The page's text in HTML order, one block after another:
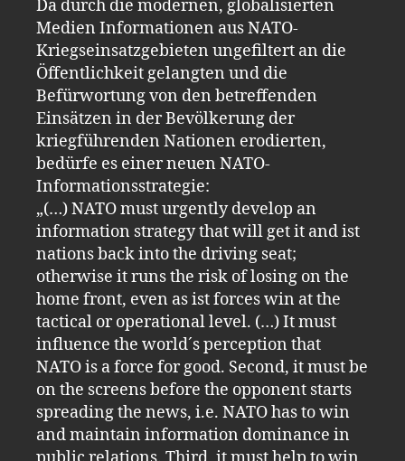
Da durch die modernen, globalisierten
Medien Informationen aus NATO-
Kriegseinsatzgebieten ungefiltert an die
Öffentlichkeit gelangten und die
Befürwortung von den betreffenden
Einsätzen in der Bevölkerung der
kriegführenden Nationen erodierten,
bedürfe es einer neuen NATO-
Informationsstrategie:
„(…) NATO must urgently develop an
information strategy that will get it and ist
nations back into the driving seat;
otherwise it runs the risk of losing on the
home front, even as ist forces win at the
tactical or operational level. (…) It must
influence the world´s perception that
NATO is a force for good. Second, it must be
on the screens before the opponent starts
spreading the news, i.e. NATO has to win
and maintain information dominance in